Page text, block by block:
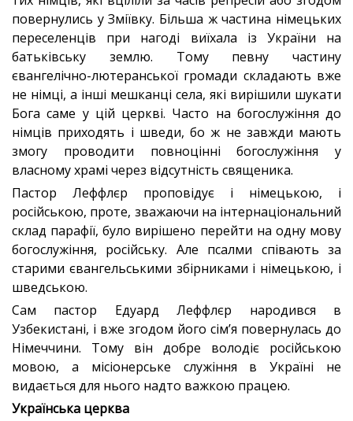
повернулись у Зміївку. Більша ж частина німецьких
переселенців при нагоді виїхала із України на
батьківську землю. Тому певну частину
євангелічно-лютеранської громади складають вже
не німці, а інші мешканці села, які вирішили шукати
Бога саме у цій церкві. Часто на богослужіння до
німців приходять і шведи, бо ж не завжди мають
змогу проводити повноцінні богослужіння у
власному храмі через відсутність священика.
Пастор Леффлєр проповідує і німецькою, і
російською, проте, зважаючи на інтернаціональний
склад парафії, було вирішено перейти на одну мову
богослужіння, російську. Але псалми співають за
старими євангельськими збірниками і німецькою, і
шведською.
Сам пастор Едуард Леффлєр народився в
Узбекистані, і вже згодом його сім’я повернулась до
Німеччини. Тому він добре володіє російською
мовою, а місіонерське служіння в Україні не
видається для нього надто важкою працею.
Українська церква